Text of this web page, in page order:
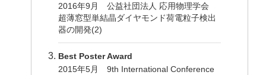
2016年9月 公益社団法人 応用物理学会
超薄窓型単結晶ダイヤモンド荷電粒子検出
器の開発(2)
Best Poster Award
2015年5月 9th International Conference